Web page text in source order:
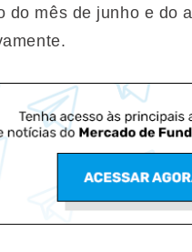
‌‌‌do‌‌‌ ‌‌‌mês‌‌‌ ‌‌‌de‌‌‌ junho e‌‌‌ ‌‌‌do‌‌‌